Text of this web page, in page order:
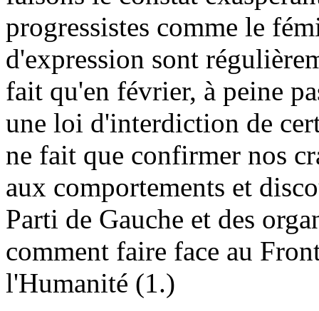
progressistes comme le
d'expression sont
fait qu'en février, à peine
une loi d'interdiction de
ne fait que confirmer nos
aux comportements et
Parti de Gauche et des
comment faire face au
l'Humanité (1.)